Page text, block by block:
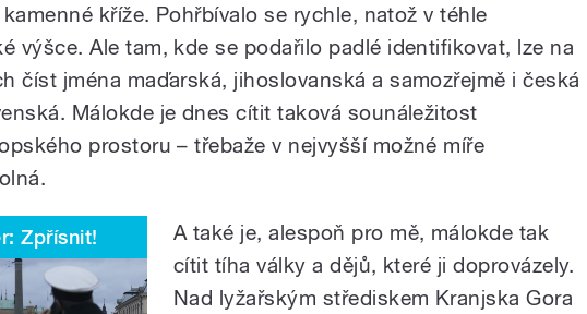
kříže. Pohřbívalo se rychle, natož v téhle
výšce. Ale tam, kde se podařilo padlé identifikovat, lze na
číst jména maďarská, jihoslovanská a samozřejmě i česká
Málokde je dnes cítit taková sounáležitost
prostoru – třebaže v nejvyšší možné míře
Zpřísnit!
A také je, alespoň pro mě, málokde tak
cítit tíha války a dějů, které ji doprovázely.
Nad lyžařským střediskem Kranjska Gora